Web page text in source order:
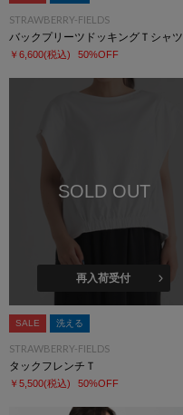
STRAWBERRY-FIELDS
バックプリーツドッキングＴシャツ
￥6,600(税込) 50%OFF
SOLD OUT
再入荷受付
SALE 洗える
STRAWBERRY-FIELDS
タックフレンチＴ
￥5,500(税込) 50%OFF